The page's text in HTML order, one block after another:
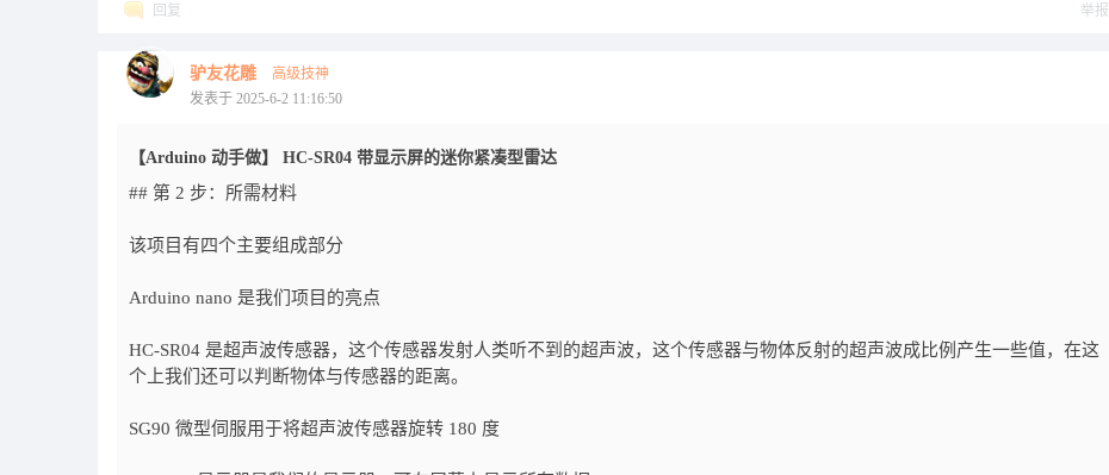
回复 举报
驴友花雕
高级技神
发表于 2025-6-2 11:16:50
【Arduino 动手做】 HC-SR04 带显示屏的迷你紧凑型雷达
## 第 2 步：所需材料
该项目有四个主要组成部分
Arduino nano 是我们项目的亮点
HC-SR04 是超声波传感器，这个传感器发射人类听不到的超声波，这个传感器与物体反射的超声波成比例产生一些值，在这
个上我们还可以判断物体与传感器的距离。
SG90 微型伺服用于将超声波传感器旋转 180 度